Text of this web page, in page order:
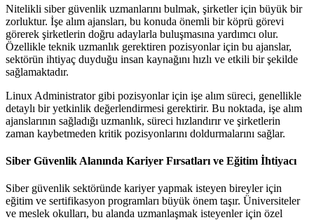
Nitelikli siber güvenlik uzmanlarını bulmak, şirketler için büyük bir
zorluktur. İşe alım ajansları, bu konuda önemli bir köprü görevi
görerek şirketlerin doğru adaylarla buluşmasına yardımcı olur.
Özellikle teknik uzmanlık gerektiren pozisyonlar için bu ajanslar,
sektörün ihtiyaç duyduğu insan kaynağını hızlı ve etkili bir şekilde
sağlamaktadır.
Linux Administrator gibi pozisyonlar için işe alım süreci, genellikle
detaylı bir yetkinlik değerlendirmesi gerektirir. Bu noktada, işe alım
ajanslarının sağladığı uzmanlık, süreci hızlandırır ve şirketlerin
zaman kaybetmeden kritik pozisyonlarını doldurmalarını sağlar.
Siber Güvenlik Alanında Kariyer Fırsatları ve Eğitim İhtiyacı
Siber güvenlik sektöründe kariyer yapmak isteyen bireyler için
eğitim ve sertifikasyon programları büyük önem taşır. Üniversiteler
ve meslek okulları, bu alanda uzmanlaşmak isteyenler için özel